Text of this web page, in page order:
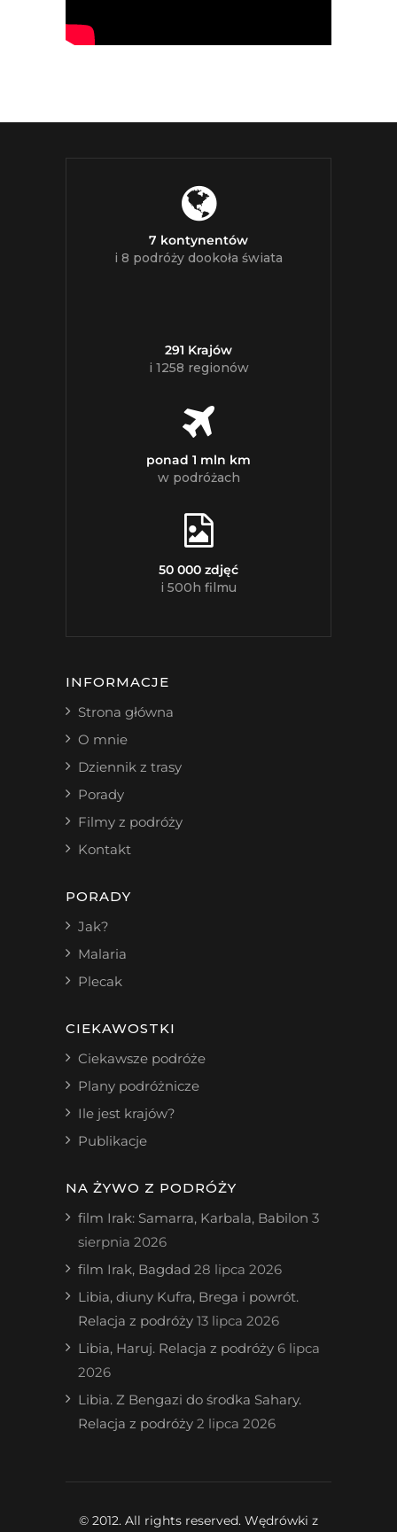
7 kontynentów
i 8 podróży dookoła świata
291 Krajów
i 1258 regionów
ponad 1 mln km
w podróżach
50 000 zdjęć
i 500h filmu
INFORMACJE
Strona główna
O mnie
Dziennik z trasy
Porady
Filmy z podróży
Kontakt
PORADY
Jak?
Malaria
Plecak
CIEKAWOSTKI
Ciekawsze podróże
Plany podróżnicze
Ile jest krajów?
Publikacje
NA ŻYWO Z PODRÓŻY
film Irak: Samarra, Karbala, Babilon 3
sierpnia 2026
film Irak, Bagdad 28 lipca 2026
Libia, diuny Kufra, Brega i powrót.
Relacja z podróży 13 lipca 2026
Libia, Haruj. Relacja z podróży 6 lipca
2026
Libia. Z Bengazi do środka Sahary.
Relacja z podróży 2 lipca 2026
© 2012. All rights reserved. Wędrówki z